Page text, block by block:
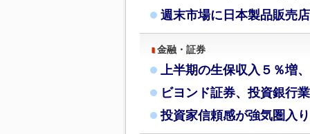
週末市場に日本製品販売
金融・証券
上半期の生保収入５％増
ビヨンド証券、投資銀行
投資家信頼感が強気圏入